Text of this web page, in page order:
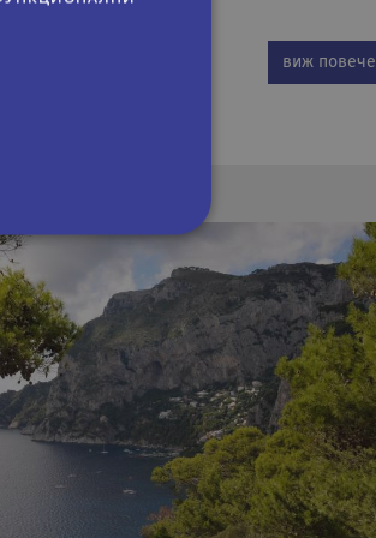
виж повече
и управление на
за да запомни
работи правилно.
езика PHP. Това е
за поддържане на